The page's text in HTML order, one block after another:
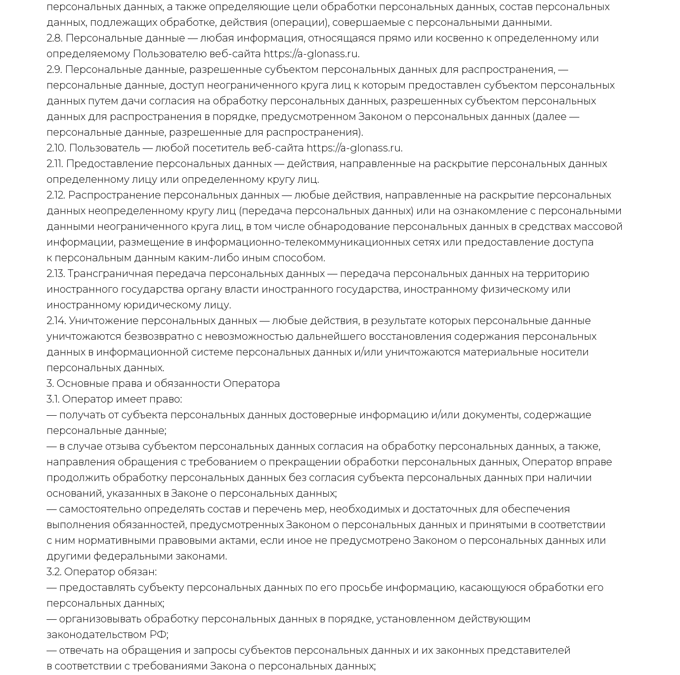
персональных данных, а также определяющие цели обработки персональных данных, состав персональных
данных, подлежащих обработке, действия (операции), совершаемые с персональными данными.
2.8. Персональные данные — любая информация, относящаяся прямо или косвенно к определенному или
определяемому Пользователю веб-сайта https://a-glonass.ru.
2.9. Персональные данные, разрешенные субъектом персональных данных для распространения, —
персональные данные, доступ неограниченного круга лиц к которым предоставлен субъектом персональных
данных путем дачи согласия на обработку персональных данных, разрешенных субъектом персональных
данных для распространения в порядке, предусмотренном Законом о персональных данных (далее —
персональные данные, разрешенные для распространения).
2.10. Пользователь — любой посетитель веб-сайта https://a-glonass.ru.
2.11. Предоставление персональных данных — действия, направленные на раскрытие персональных данных
определенному лицу или определенному кругу лиц.
2.12. Распространение персональных данных — любые действия, направленные на раскрытие персональных
данных неопределенному кругу лиц (передача персональных данных) или на ознакомление с персональными
данными неограниченного круга лиц, в том числе обнародование персональных данных в средствах массовой
информации, размещение в информационно-телекоммуникационных сетях или предоставление доступа
к персональным данным каким-либо иным способом.
2.13. Трансграничная передача персональных данных — передача персональных данных на территорию
иностранного государства органу власти иностранного государства, иностранному физическому или
иностранному юридическому лицу.
2.14. Уничтожение персональных данных — любые действия, в результате которых персональные данные
уничтожаются безвозвратно с невозможностью дальнейшего восстановления содержания персональных
данных в информационной системе персональных данных и/или уничтожаются материальные носители
персональных данных.
3. Основные права и обязанности Оператора
3.1. Оператор имеет право:
— получать от субъекта персональных данных достоверные информацию и/или документы, содержащие
персональные данные;
— в случае отзыва субъектом персональных данных согласия на обработку персональных данных, а также,
направления обращения с требованием о прекращении обработки персональных данных, Оператор вправе
продолжить обработку персональных данных без согласия субъекта персональных данных при наличии
оснований, указанных в Законе о персональных данных;
— самостоятельно определять состав и перечень мер, необходимых и достаточных для обеспечения
выполнения обязанностей, предусмотренных Законом о персональных данных и принятыми в соответствии
с ним нормативными правовыми актами, если иное не предусмотрено Законом о персональных данных или
другими федеральными законами.
3.2. Оператор обязан:
— предоставлять субъекту персональных данных по его просьбе информацию, касающуюся обработки его
персональных данных;
— организовывать обработку персональных данных в порядке, установленном действующим
законодательством РФ;
— отвечать на обращения и запросы субъектов персональных данных и их законных представителей
в соответствии с требованиями Закона о персональных данных;